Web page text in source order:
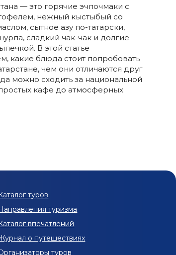
— это горячие эчпочмаки с
нежный кыстыбый со
сытное азу по-татарски,
сладкий чак-чак и долгие
В этой статье
какие блюда стоит попробовать
чем они отличаются друг
можно сходить за национальной
кафе до атмосферных
туров
туризма
впечатлений
о путешествиях
туров